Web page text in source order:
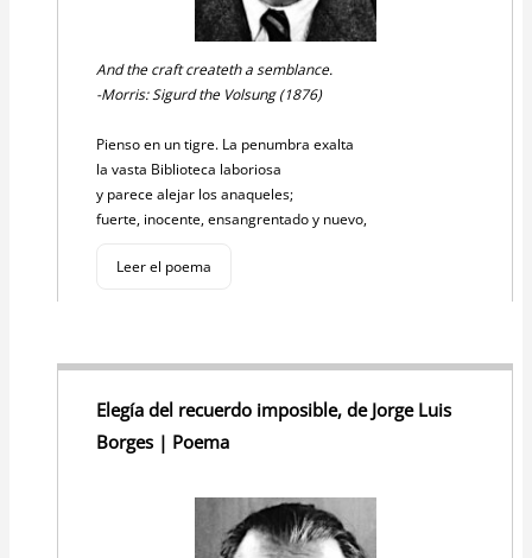
And the craft createth a semblance.
-Morris: Sigurd the Volsung (1876)
Pienso en un tigre. La penumbra exalta
la vasta Biblioteca laboriosa
y parece alejar los anaqueles;
fuerte, inocente, ensangrentado y nuevo,
Leer el poema
Elegía del recuerdo imposible, de Jorge Luis
Borges | Poema